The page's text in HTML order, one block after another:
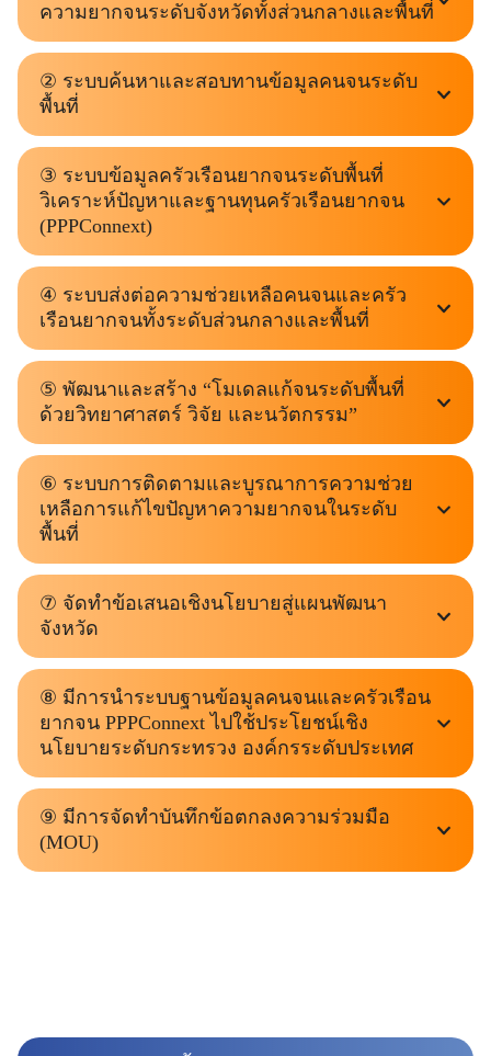
ความยากจนระดับจังหวัดทั้งส่วนกลางและพื้นที่
② ระบบค้นหาและสอบทานข้อมูลคนจนระดับ
พื้นที่
③ ระบบข้อมูลครัวเรือนยากจนระดับพื้นที่
วิเคราะห์ปัญหาและฐานทุนครัวเรือนยากจน
(PPPConnext)
④ ระบบส่งต่อความช่วยเหลือคนจนและครัว
เรือนยากจนทั้งระดับส่วนกลางและพื้นที่
⑤ พัฒนาและสร้าง “โมเดลแก้จนระดับพื้นที่
ด้วยวิทยาศาสตร์ วิจัย และนวัตกรรม”
⑥ ระบบการติดตามและบูรณาการความช่วย
เหลือการแก้ไขปัญหาความยากจนในระดับ
พื้นที่
⑦ จัดทำข้อเสนอเชิงนโยบายสู่แผนพัฒนา
จังหวัด
⑧ มีการนำระบบฐานข้อมูลคนจนและครัวเรือน
ยากจน PPPConnext ไปใช้ประโยชน์เชิง
นโยบายระดับกระทรวง องค์กรระดับประเทศ
⑨ มีการจัดทำบันทึกข้อตกลงความร่วมมือ
(MOU)